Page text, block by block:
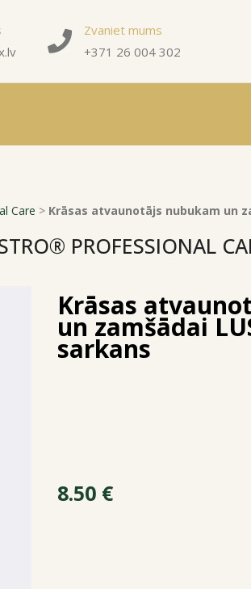
Zvaniet mums
+371 26 004 302
Care > Krāsas atvaunotājs nubukam un
PROFESSIONAL
Krāsas
un zamšādai
sarkans
8.50 €